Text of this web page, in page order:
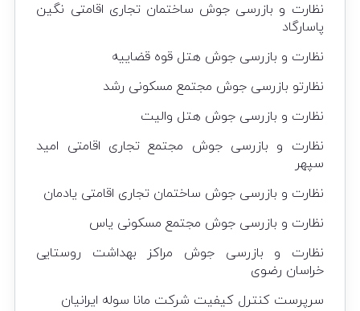
نظارت و بازرسی جوش ساختمان تجاری اقامتی نگین
پاسارگاد
نظارت و بازرسی جوش هتل قوه قضاییه
نظارتو بازرسی جوش مجتمع مسکونی رشد
نظارت و بازرسی جوش هتل والیت
نظارت و بازرسی جوش مجتمع تجاری اقامتی امید
سپهر
نظارت و بازرسی جوش ساختمان تجاری اقامتی یادمان
نظارت و بازرسی جوش مجتمع مسکونی یاس
نظارت و بازرسی جوش مراکز بهداشت روستایی
خراسان رضوی
سرپرست کنترل کیفیت شرکت مانا سوله ایرانیان